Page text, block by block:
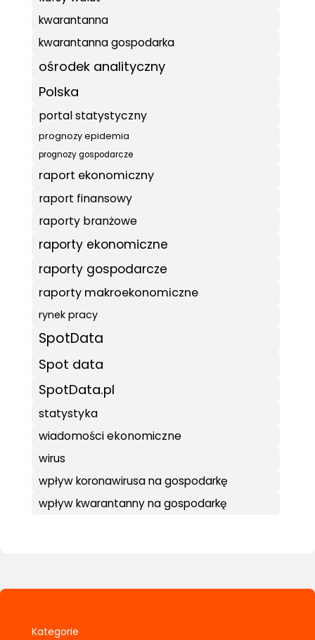
kwarantanna
kwarantanna gospodarka
ośrodek analityczny
Polska
portal statystyczny
prognozy epidemia
prognozy gospodarcze
raport ekonomiczny
raport finansowy
raporty branżowe
raporty ekonomiczne
raporty gospodarcze
raporty makroekonomiczne
rynek pracy
SpotData
Spot data
SpotData.pl
statystyka
wiadomości ekonomiczne
wirus
wpływ koronawirusa na gospodarkę
wpływ kwarantanny na gospodarkę
Kategorie